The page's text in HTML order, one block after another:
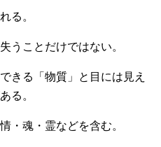
る。
うことだけではない。
きる「物質」と目には見え
る。
・魂・霊などを含む。